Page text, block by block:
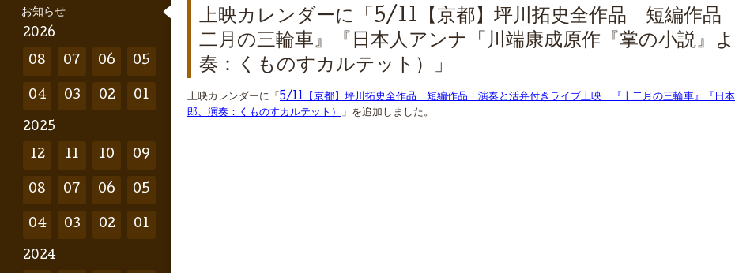
上映カレンダーに「5/11【京都】坪川拓史全作品 短編作
二月の三輪車』『日本人アンナ「川端康成原作『掌の小説』
奏：くものすカルテット）」
上映カレンダーに「 5/11【京都】坪川拓史全作品 短編作品 演奏と活弁付きライブ上映 『十二月の三輪車』『日本
郎、演奏：くものすカルテット） 」を追加しました。
お知らせ
2026
08 07 06 05
04 03 02 01
2025
12 11 10 09
08 07 06 05
04 03 02 01
2024